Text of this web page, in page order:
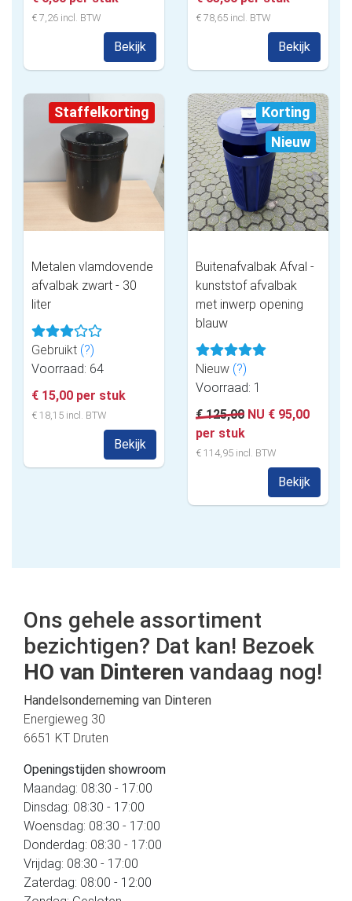
€ 7,26 incl. BTW
Bekijk
€ 78,65 incl. BTW
Bekijk
Staffelkorting
Metalen vlamdovende
afvalbak zwart - 30
liter
Gebruikt (?)
Voorraad: 64
€ 15,00 per stuk
€ 18,15 incl. BTW
Bekijk
Korting
Nieuw
Buitenafvalbak Afval -
kunststof afvalbak
met inwerp opening
blauw
Nieuw (?)
Voorraad: 1
€ 125,00 NU € 95,00
per stuk
€ 114,95 incl. BTW
Bekijk
Ons gehele assortiment
bezichtigen? Dat kan! Bezoek
HO van Dinteren vandaag nog!
Handelsonderneming van Dinteren
Energieweg 30
6651 KT Druten
Openingstijden showroom
Maandag: 08:30 - 17:00
Dinsdag: 08:30 - 17:00
Woensdag: 08:30 - 17:00
Donderdag: 08:30 - 17:00
Vrijdag: 08:30 - 17:00
Zaterdag: 08:00 - 12:00